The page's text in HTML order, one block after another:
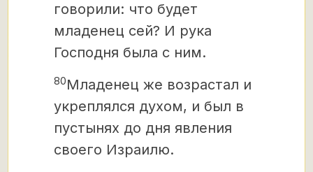
говорили: что будет
младенец сей? И рука
Господня была с ним.
80Младенец же возрастал и
укреплялся духом, и был в
пустынях до дня явления
своего Израилю.